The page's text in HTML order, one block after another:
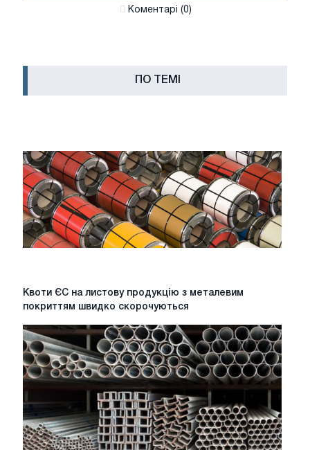
Коментарі (0)
ПО ТЕМІ
Квоти
листову
продукцію
з
металевим
швидко
скорочуються
Квоти ЄС на листову продукцію з металевим
покриттям швидко скорочуються